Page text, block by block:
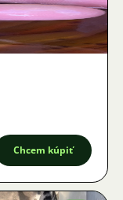
Chcem kúpiť